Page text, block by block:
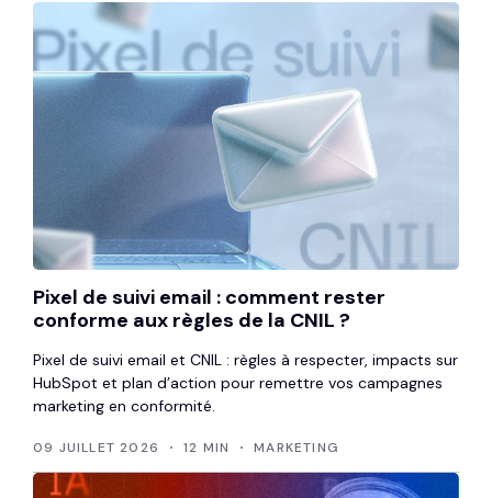
Pixel de suivi email : comment rester
conforme aux règles de la CNIL ?
Pixel de suivi email et CNIL : règles à respecter, impacts sur
HubSpot et plan d’action pour remettre vos campagnes
marketing en conformité.
09 JUILLET 2026 12 MIN MARKETING